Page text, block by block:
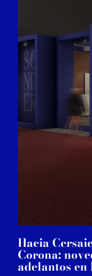
Hacia
Corona:
adelantos